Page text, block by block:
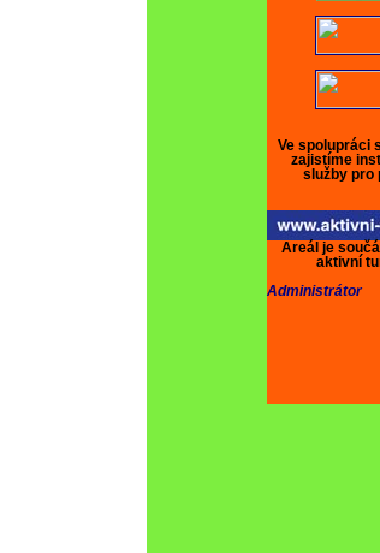
Ve spolupráci
zajistíme
služby pro
Areál je
aktivní
Administrátor